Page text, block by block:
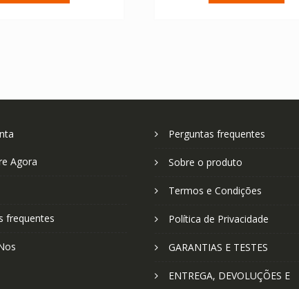
Agora
frequentes
Perguntas frequentes
Sobre o produto
Termos e Condições
Política de Privacidade
GARANTIAS E TESTES
ENTREGA, DEVOLUÇÕES E